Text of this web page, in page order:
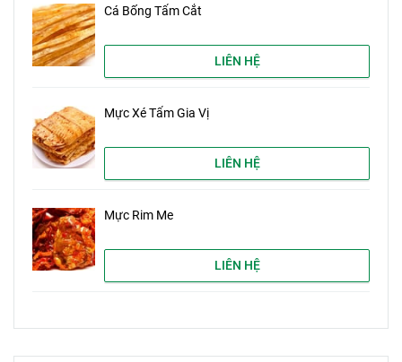
Cá Bống Tẩm Cắt
LIÊN HỆ
Mực Xé Tẩm Gia Vị
LIÊN HỆ
Mực Rim Me
LIÊN HỆ